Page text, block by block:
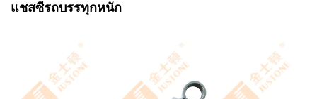
แชสซีรถบรรทุกหนัก